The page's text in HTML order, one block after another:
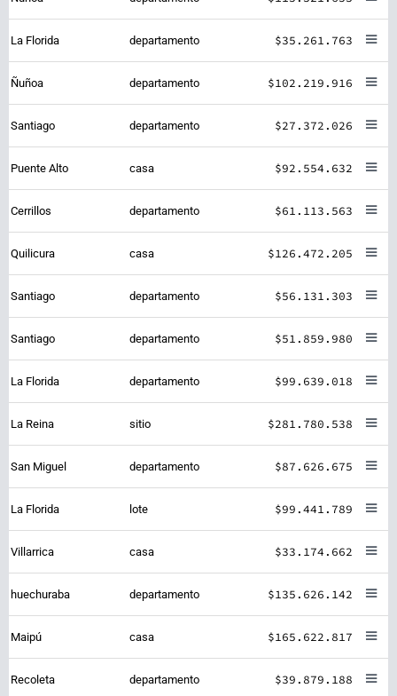
La Florida departamento $35.261.763
Ñuñoa departamento $102.219.916
Santiago departamento $27.372.026
Puente Alto casa $92.554.632
Cerrillos departamento $61.113.563
Quilicura casa $126.472.205
Santiago departamento $56.131.303
Santiago departamento $51.859.980
La Florida departamento $99.639.018
La Reina sitio $281.780.538
San Miguel departamento $87.626.675
La Florida lote $99.441.789
Villarrica casa $33.174.662
huechuraba departamento $135.626.142
Maipú casa $165.622.817
Recoleta departamento $39.879.188